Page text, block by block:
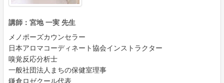
講師：宮地 一実 先生
メノポーズカウンセラー
日本アロマコーディネート協会インストラクター
嗅覚反応分析士
一般社団法人まちの保健室理事
鎌倉ロゼクール代表